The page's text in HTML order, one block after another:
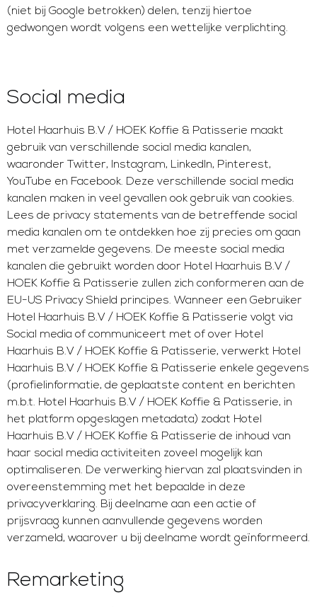
(niet bij Google betrokken) delen, tenzij hiertoe
gedwongen wordt volgens een wettelijke verplichting.
Social media
Hotel Haarhuis B.V / HOEK Koffie & Patisserie maakt
gebruik van verschillende social media kanalen,
waaronder Twitter, Instagram, LinkedIn, Pinterest,
YouTube en Facebook. Deze verschillende social media
kanalen maken in veel gevallen ook gebruik van cookies.
Lees de privacy statements van de betreffende social
media kanalen om te ontdekken hoe zij precies om gaan
met verzamelde gegevens. De meeste social media
kanalen die gebruikt worden door Hotel Haarhuis B.V /
HOEK Koffie & Patisserie zullen zich conformeren aan de
EU-US Privacy Shield principes. Wanneer een Gebruiker
Hotel Haarhuis B.V / HOEK Koffie & Patisserie volgt via
Social media of communiceert met of over Hotel
Haarhuis B.V / HOEK Koffie & Patisserie, verwerkt Hotel
Haarhuis B.V / HOEK Koffie & Patisserie enkele gegevens
(profielinformatie, de geplaatste content en berichten
m.b.t. Hotel Haarhuis B.V / HOEK Koffie & Patisserie, in
het platform opgeslagen metadata) zodat Hotel
Haarhuis B.V / HOEK Koffie & Patisserie de inhoud van
haar social media activiteiten zoveel mogelijk kan
optimaliseren. De verwerking hiervan zal plaatsvinden in
overeenstemming met het bepaalde in deze
privacyverklaring. Bij deelname aan een actie of
prijsvraag kunnen aanvullende gegevens worden
verzameld, waarover u bij deelname wordt geïnformeerd.
Remarketing